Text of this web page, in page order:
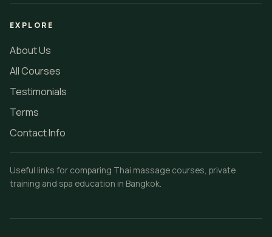
EXPLORE
About Us
All Courses
Testimonials
Terms
Contact Info
Useful links for comparing Thai massage courses, private
training and spa education in Bangkok.